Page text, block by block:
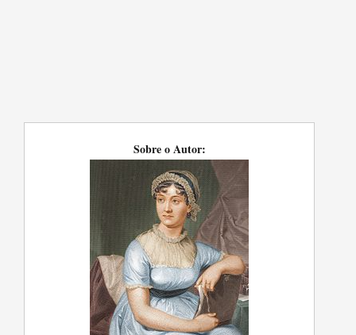
Sobre o Autor: